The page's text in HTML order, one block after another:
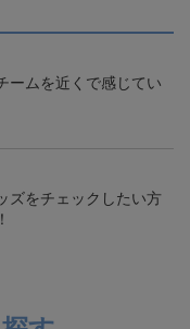
ームを近くで感じてい
ズをチェックしたい方